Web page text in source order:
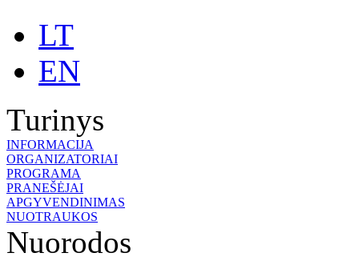
LT
EN
Turinys
INFORMACIJA
ORGANIZATORIAI
PROGRAMA
PRANEŠĖJAI
APGYVENDINIMAS
NUOTRAUKOS
Nuorodos